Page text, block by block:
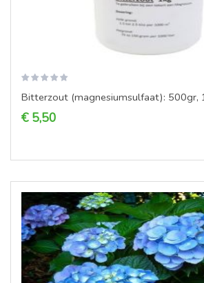
Bitterzout (magnesiumsulfaat): 500gr,
€ 5,50